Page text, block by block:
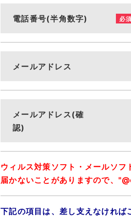
電話番号(半角数字) 必
メールアドレス
メールアドレス(確
認)
ウィルス対策ソフト・メールソ
届かないことがありますので、
下記の項目は、差し支えなければ